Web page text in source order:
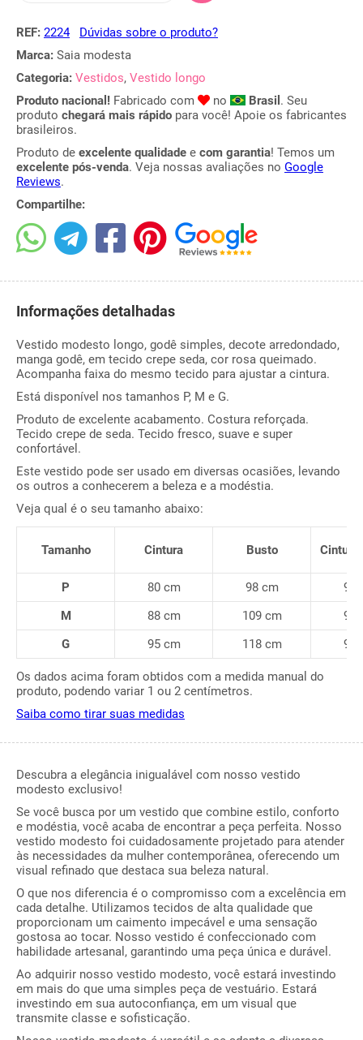
REF: 2224
Dúvidas sobre o produto?
Marca: Saia modesta
Categoria: Vestidos, Vestido longo
Produto nacional! Fabricado com no Brasil . Seu
produto chegará mais rápido para você! Apoie os fabricantes
brasileiros.
Produto de excelente qualidade e com garantia! Temos um
excelente pós-venda. Veja nossas avaliações no Google
Reviews.
Compartilhe:
Informações detalhadas
Vestido modesto longo, godê simples, decote arredondado,
manga godê, em tecido crepe seda, cor rosa queimado.
Acompanha faixa do mesmo tecido para ajustar a cintura.
Está disponível nos tamanhos P, M e G.
Produto de excelente acabamento. Costura reforçada.
Tecido crepe de seda. Tecido fresco, suave e super
confortável.
Este vestido pode ser usado em diversas ocasiões, levando
os outros a conhecerem a beleza e a modéstia.
Veja qual é o seu tamanho abaixo:
Tamanho Cintura Busto Cintura
P 80 cm 98 cm
96
M
88 cm 109 cm
97
G
95 cm 118 cm 98
Os dados acima foram obtidos com a medida manual do
produto, podendo variar 1 ou 2 centímetros.
Saiba como tirar suas medidas
Descubra a elegância inigualável com nosso vestido
modesto exclusivo!
Se você busca por um vestido que combine estilo, conforto
e modéstia, você acaba de encontrar a peça perfeita. Nosso
vestido modesto foi cuidadosamente projetado para atender
às necessidades da mulher contemporânea, oferecendo um
visual refinado que destaca sua beleza natural.
O que nos diferencia é o compromisso com a excelência em
cada detalhe. Utilizamos tecidos de alta qualidade que
proporcionam um caimento impecável e uma sensação
gostosa ao tocar. Nosso vestido é confeccionado com
habilidade artesanal, garantindo uma peça única e durável.
Ao adquirir nosso vestido modesto, você estará investindo
em mais do que uma simples peça de vestuário. Estará
investindo em sua autoconfiança, em um visual que
transmite classe e sofisticação.